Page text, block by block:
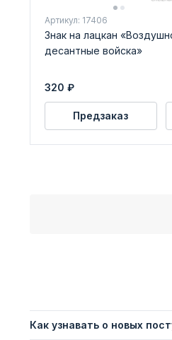
Артикул: 17406
Знак на лацкан
десантные войска»
320 ₽
Предзаказ
Как узнавать о новых